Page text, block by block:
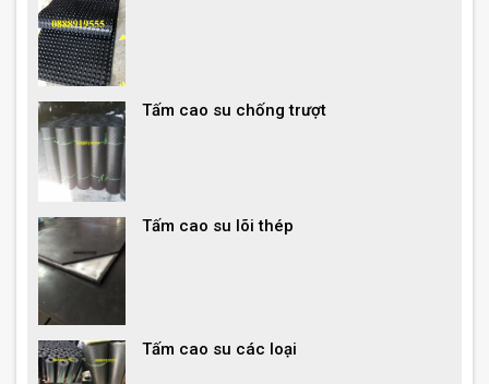
Tấm cao su chống trượt
Tấm cao su lõi thép
Tấm cao su các loại